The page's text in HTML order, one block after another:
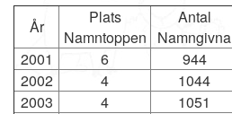
År
Plats
Namntoppen
Antal
Namngivna
2001
6
944
2002
4
1044
2003
4
1051